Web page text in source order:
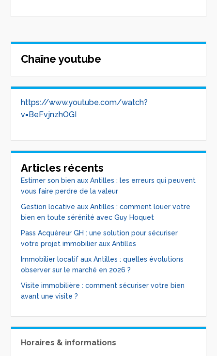
Chaîne youtube
https://www.youtube.com/watch?
v=BeFvjnzhOGI
Articles récents
Estimer son bien aux Antilles : les erreurs qui peuvent
vous faire perdre de la valeur
Gestion locative aux Antilles : comment louer votre
bien en toute sérénité avec Guy Hoquet
Pass Acquéreur GH : une solution pour sécuriser
votre projet immobilier aux Antilles
Immobilier locatif aux Antilles : quelles évolutions
observer sur le marché en 2026 ?
Visite immobilière : comment sécuriser votre bien
avant une visite ?
Horaires & informations